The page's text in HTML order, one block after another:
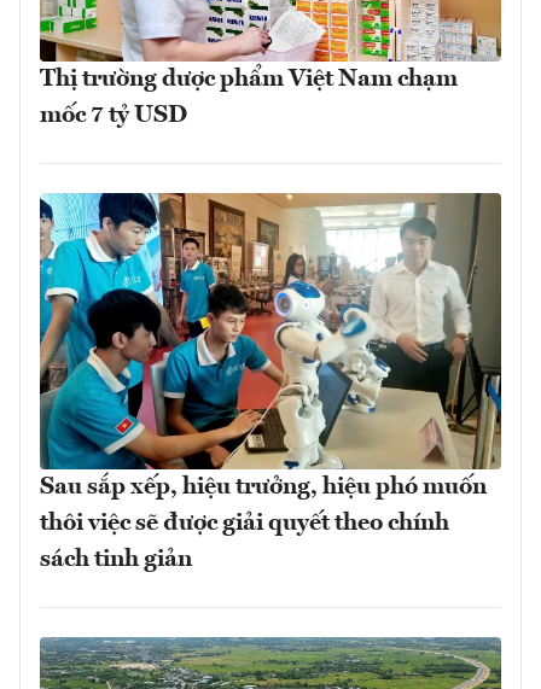
Thị trường dược phẩm Việt Nam chạm
mốc 7 tỷ USD
Sau sắp xếp, hiệu trưởng, hiệu phó muốn
thôi việc sẽ được giải quyết theo chính
sách tinh giản